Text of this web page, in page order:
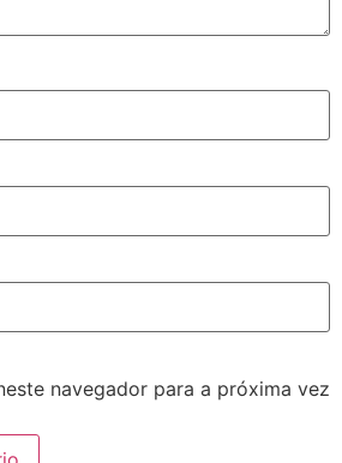
navegador para a próxima vez